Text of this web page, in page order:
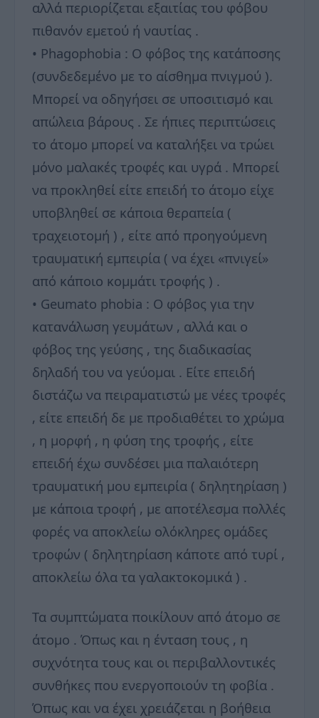
αλλά περιορίζεται εξαιτίας του φόβου
πιθανόν εμετού ή ναυτίας .
• Phagophobia : Ο φόβος της κατάποσης
(συνδεδεμένο με το αίσθημα πνιγμού ).
Μπορεί να οδηγήσει σε υποσιτισμό και
απώλεια βάρους . Σε ήπιες περιπτώσεις
το άτομο μπορεί να καταλήξει να τρώει
μόνο μαλακές τροφές και υγρά . Μπορεί
να προκληθεί είτε επειδή το άτομο είχε
υποβληθεί σε κάποια θεραπεία (
τραχειοτομή ) , είτε από προηγούμενη
τραυματική εμπειρία ( να έχει «πνιγεί»
από κάποιο κομμάτι τροφής ) .
• Geumato phobia : O φόβος για την
κατανάλωση γευμάτων , αλλά και ο
φόβος της γεύσης , της διαδικασίας
δηλαδή του να γεύομαι . Είτε επειδή
διστάζω να πειραματιστώ με νέες τροφές
, είτε επειδή δε με προδιαθέτει το χρώμα
, η μορφή , η φύση της τροφής , είτε
επειδή έχω συνδέσει μια παλαιότερη
τραυματική μου εμπειρία ( δηλητηρίαση )
με κάποια τροφή , με αποτέλεσμα πολλές
φορές να αποκλείω ολόκληρες ομάδες
τροφών ( δηλητηρίαση κάποτε από τυρί ,
αποκλείω όλα τα γαλακτοκομικά ) .
Τα συμπτώματα ποικίλουν από άτομο σε
άτομο . Όπως και η ένταση τους , η
συχνότητα τους και οι περιβαλλοντικές
συνθήκες που ενεργοποιούν τη φοβία .
Όπως και να έχει χρειάζεται η βοήθεια